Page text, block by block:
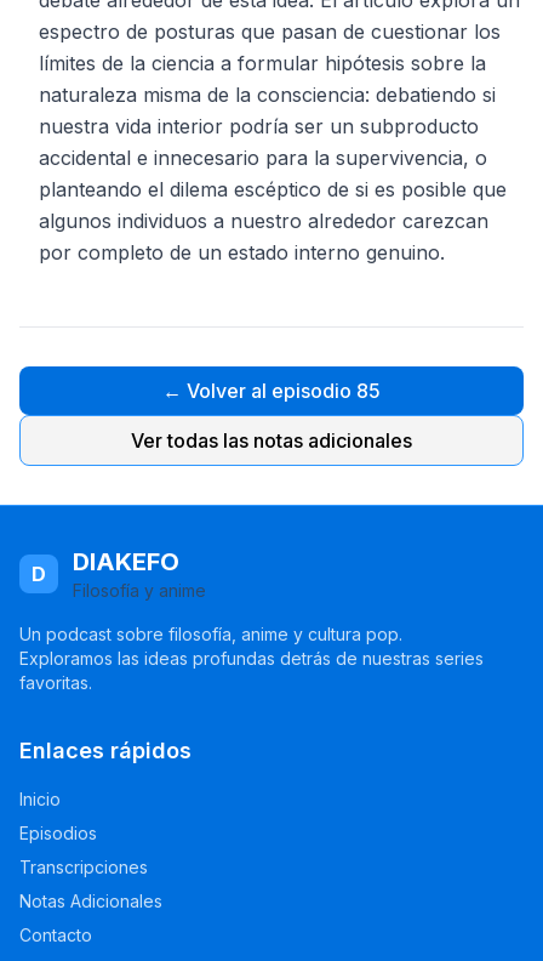
espectro de posturas que pasan de cuestionar los
límites de la ciencia a formular hipótesis sobre la
naturaleza misma de la consciencia: debatiendo si
nuestra vida interior podría ser un subproducto
accidental e innecesario para la supervivencia, o
planteando el dilema escéptico de si es posible que
algunos individuos a nuestro alrededor carezcan
por completo de un estado interno genuino.
← Volver al episodio 85
Ver todas las notas adicionales
D DIAKEFO
Filosofía y anime
Un podcast sobre filosofía, anime y cultura pop.
Exploramos las ideas profundas detrás de nuestras series
favoritas.
Enlaces rápidos
Inicio
Episodios
Transcripciones
Notas Adicionales
Contacto